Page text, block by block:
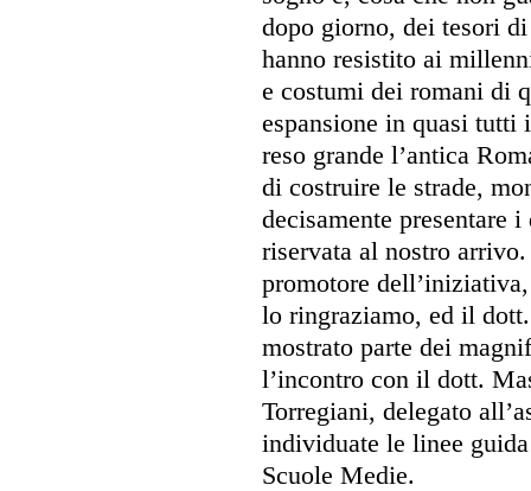
dopo giorno, dei tesori
hanno resistito ai
e costumi dei romani di
espansione in quasi
reso grande l’antica
di costruire le strade,
decisamente presentare
riservata al nostro
promotore
lo ringraziamo, ed il
mostrato parte dei
l’incontro con il dott.
Torregiani, delegato
individuate le linee
Scuole Medie.